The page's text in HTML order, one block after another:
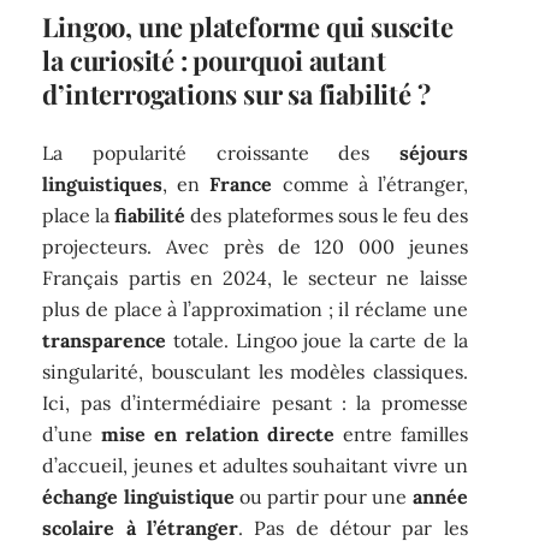
Lingoo, une plateforme qui suscite
la curiosité : pourquoi autant
d’interrogations sur sa fiabilité ?
La popularité croissante des séjours
linguistiques, enFrance comme à l’étranger,
place lafiabilité des plateformes sous le feu des
projecteurs. Avec près de 120 000 jeunes
Français partis en 2024, le secteur ne laisse
plus de place à l’approximation ; il réclame une
transparence totale. Lingoo joue la carte de la
singularité, bousculant les modèles classiques.
Ici, pas d’intermédiaire pesant : la promesse
d’unemise en relation directe entre familles
d’accueil, jeunes et adultes souhaitant vivre un
échange linguistique ou partir pour une année
scolaire à l’étranger. Pas de détour par les